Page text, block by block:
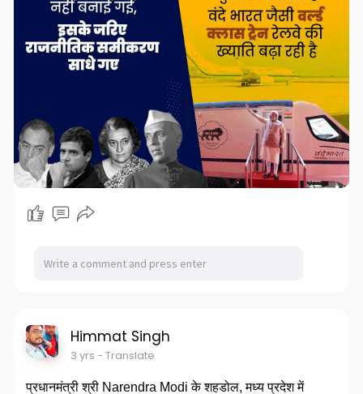
Himmat Singh
3 yrs - Translate
प्रधानमंत्री श्री Narendra Modi के शहडोल, मध्य प्रदेश में